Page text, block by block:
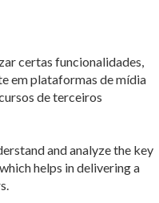
certas funcionalidades,
em plataformas de mídia
de terceiros
and analyze the key
helps in delivering a